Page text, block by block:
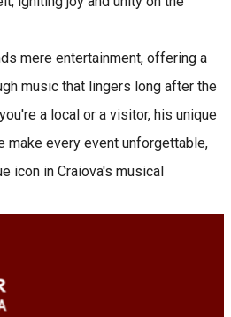
mere entertainment, offering a
music that lingers long after the
a local or a visitor, his unique
make every event unforgettable,
icon in Craiova's musical